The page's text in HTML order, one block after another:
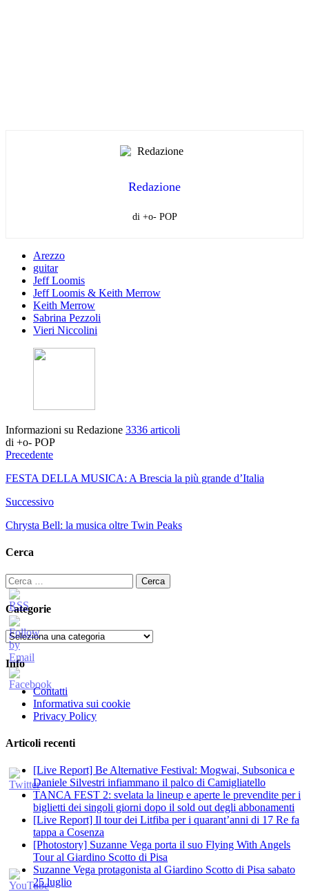
Redazione
di +o- POP
Arezzo
guitar
Jeff Loomis
Jeff Loomis & Keith Merrow
Keith Merrow
Sabrina Pezzoli
Vieri Niccolini
Informazioni su Redazione 3336 articoli
di +o- POP
Precedente
FESTA DELLA MUSICA: A Brescia la più grande d’Italia
Successivo
Chrysta Bell: la musica oltre Twin Peaks
Cerca
Ricerca
per:
Categorie
Categorie
Info
Contatti
Informativa sui cookie
Privacy Policy
Articoli recenti
[Live Report] Be Alternative Festival: Mogwai, Subsonica e
Daniele Silvestri infiammano il palco di Camigliatello
TANCA FEST 2: svelata la lineup e aperte le prevendite per i
biglietti dei singoli giorni dopo il sold out degli abbonamenti
[Live Report] Il tour dei Litfiba per i quarant’anni di 17 Re fa
tappa a Cosenza
[Photostory] Suzanne Vega porta il suo Flying With Angels
Tour al Giardino Scotto di Pisa
Suzanne Vega protagonista al Giardino Scotto di Pisa sabato
25 luglio